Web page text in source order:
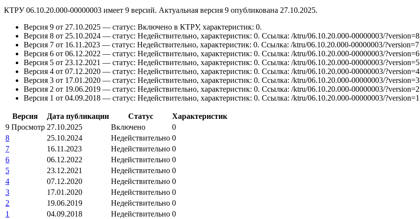
КТРУ 06.10.20.000-00000003 имеет 9 версий. Актуальная версия 9 опубликована 27.10.2025.
Версия 9 от 27.10.2025 — статус: Включено в КТРУ, характеристик: 0.
Версия 8 от 25.10.2024 — статус: Недействительно, характеристик: 0. Ссылка: /ktru/06.10.20.000-00000003/?version=8
Версия 7 от 16.11.2023 — статус: Недействительно, характеристик: 0. Ссылка: /ktru/06.10.20.000-00000003/?version=7
Версия 6 от 06.12.2022 — статус: Недействительно, характеристик: 0. Ссылка: /ktru/06.10.20.000-00000003/?version=6
Версия 5 от 23.12.2021 — статус: Недействительно, характеристик: 0. Ссылка: /ktru/06.10.20.000-00000003/?version=5
Версия 4 от 07.12.2020 — статус: Недействительно, характеристик: 0. Ссылка: /ktru/06.10.20.000-00000003/?version=4
Версия 3 от 17.01.2020 — статус: Недействительно, характеристик: 0. Ссылка: /ktru/06.10.20.000-00000003/?version=3
Версия 2 от 19.06.2019 — статус: Недействительно, характеристик: 0. Ссылка: /ktru/06.10.20.000-00000003/?version=2
Версия 1 от 04.09.2018 — статус: Недействительно, характеристик: 0. Ссылка: /ktru/06.10.20.000-00000003/?version=1
Версия Дата публикации Статус
Характеристик
9 Просмотр 27.10.2025 Включено
0
8
25.10.2024 Недействительно 0
7
16.11.2023 Недействительно 0
6
06.12.2022 Недействительно 0
5
23.12.2021 Недействительно 0
4
07.12.2020 Недействительно 0
3
17.01.2020 Недействительно 0
2
19.06.2019 Недействительно 0
1
04.09.2018 Недействительно 0